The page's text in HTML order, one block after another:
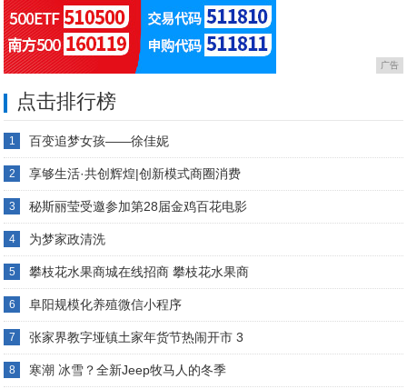
广告
点击排行榜
1 百变追梦女孩——徐佳妮
2 享够生活·共创辉煌|创新模式商圈消费
3 秘斯丽莹受邀参加第28届金鸡百花电影
4 为梦家政清洗
5 攀枝花水果商城在线招商 攀枝花水果商
6 阜阳规模化养殖微信小程序
7 张家界教字垭镇土家年货节热闹开市 3
8 寒潮 冰雪？全新Jeep牧马人的冬季